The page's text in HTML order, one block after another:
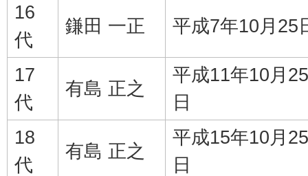
16
代
鎌田 一正 平成7年10月25
17
代
有島 正之
平成11年10月25
日
18
代
有島 正之
平成15年10月25
日